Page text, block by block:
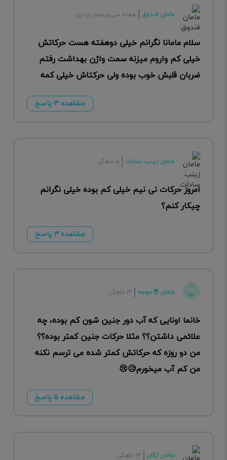
مامان فندوق هفته سی‌وپنجم بارداری
سلام مامانا نگرانم خیلی دوهفته هست حرکاتش
خیلی کم واروم میزنه سمت واژن بهداشت رفتم
ضربان قلبش خوب بوده ولی حرکتاش خیلی کمه
مشاهده ۳ پاسخ
مامان زینب سادات ۵ ماهگی
امروز حرکات نی نیم خیلی کم بوده خیلی نگرانم
چیکار کنم؟
مشاهده ۳ پاسخ
مامان 🐣جوجه ۱۴ ماهگی
خانما اونایی که آب دور جنین شون کم بوده، چه
علائمی داشتن؟؟ مثلا حرکات جنین کمتر بوده؟؟
من دو روزه که حرکاتش کمتر شده می ترسم نکنه
من کم آب میخورم😥😢
مشاهده ۵ پاسخ
مامان ارکان ۱۳ ماهگی